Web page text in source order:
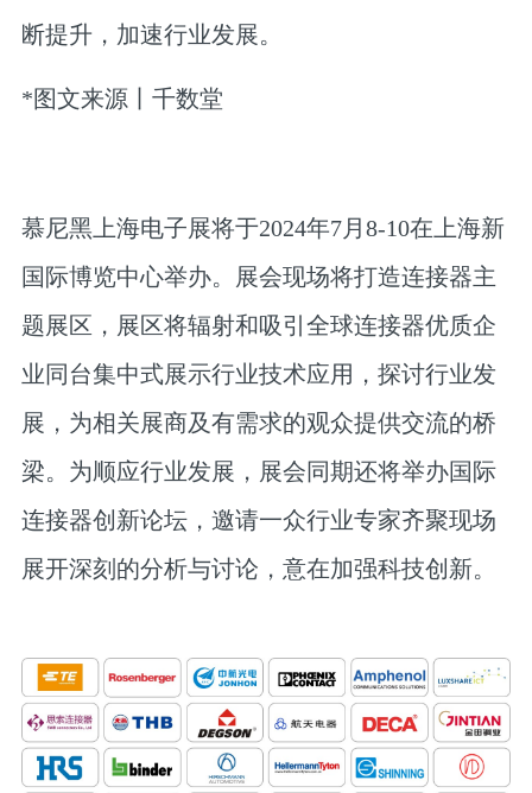
断提升，加速行业发展。
*图文来源丨千数堂
慕尼黑上海电子展将于2024年7月8-10在上海新
国际博览中心举办。展会现场将打造连接器主
题展区，展区将辐射和吸引全球连接器优质企
业同台集中式展示行业技术应用，探讨行业发
展，为相关展商及有需求的观众提供交流的桥
梁。为顺应行业发展，展会同期还将举办国际
连接器创新论坛，邀请一众行业专家齐聚现场
展开深刻的分析与讨论，意在加强科技创新。